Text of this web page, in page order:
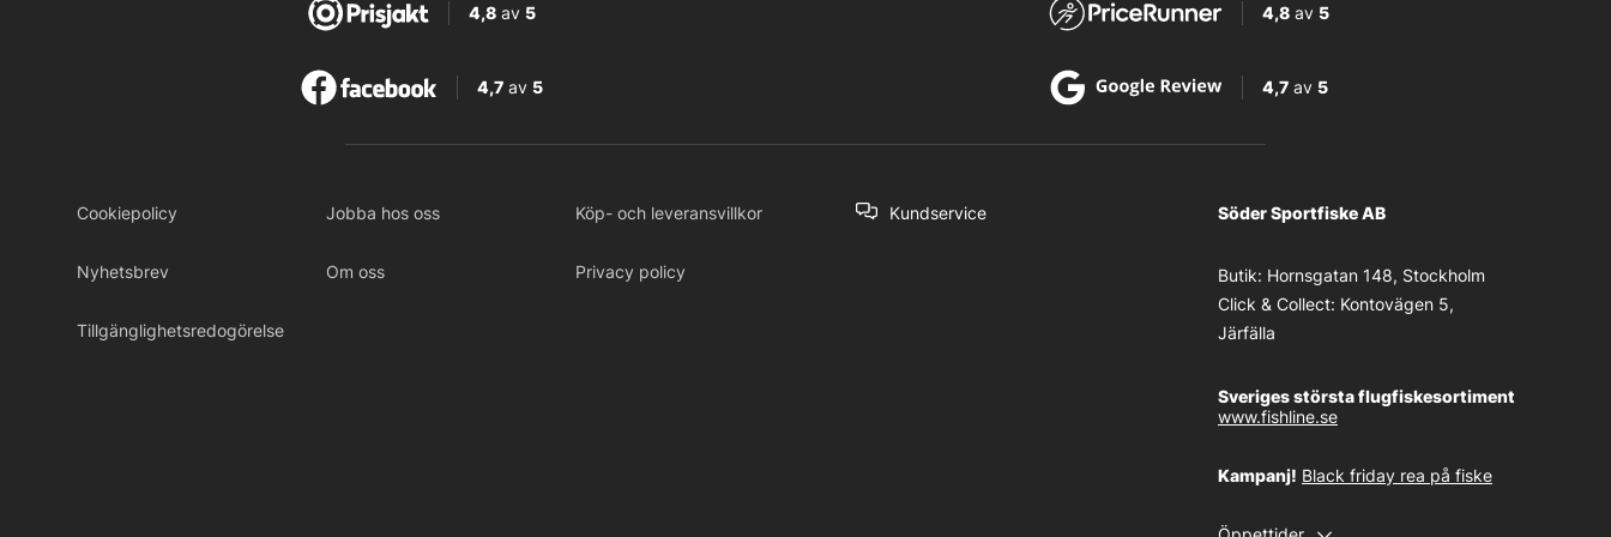
4,8 av5 4,8av 5
4,7av 5 4,7av 5
Cookiepolicy Jobba hos oss Köp- och leveransvillkor
Nyhetsbrev Om oss Privacy policy
Tillgänglighetsredogörelse
Kundservice Söder Sportfiske AB
Butik: Hornsgatan 148, Stockholm
Click & Collect: Kontovägen 5,
Järfälla
Sveriges största flugfiskesortiment
www.fishline.se
Kampanj! Black friday rea på fiske